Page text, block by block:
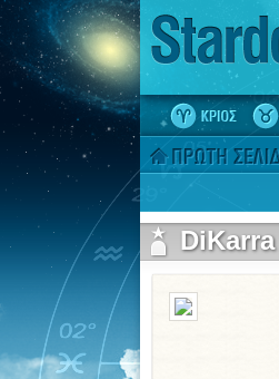
DiKarra